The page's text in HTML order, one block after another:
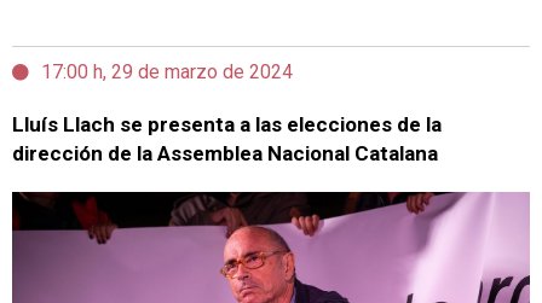
17:00 h, 29 de marzo de 2024
Lluís Llach se presenta a las elecciones de la
dirección de la Assemblea Nacional Catalana